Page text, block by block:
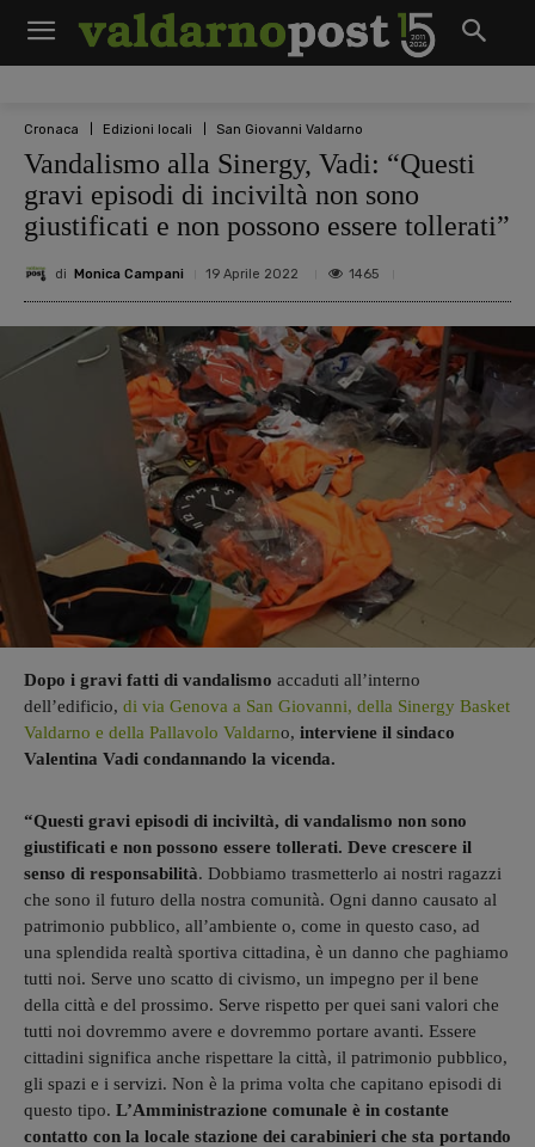
Cronaca Edizioni locali San Giovanni Valdarno
Vandalismo alla Sinergy, Vadi: “Questi
gravi episodi di inciviltà non sono
giustificati e non possono essere tollerati”
di Monica Campani 19 Aprile 2022 1465
Dopo i gravi fatti di vandalismo accaduti all’interno
dell’edificio, di via Genova a San Giovanni, della Sinergy Basket
Valdarno e della Pallavolo Valdarno, interviene il sindaco
Valentina Vadi condannando la vicenda.
“Questi gravi episodi di inciviltà, di vandalismo non sono
giustificati e non possono essere tollerati. Deve crescere il
senso di responsabilità. Dobbiamo trasmetterlo ai nostri ragazzi
che sono il futuro della nostra comunità. Ogni danno causato al
patrimonio pubblico, all’ambiente o, come in questo caso, ad
una splendida realtà sportiva cittadina, è un danno che paghiamo
tutti noi. Serve uno scatto di civismo, un impegno per il bene
della città e del prossimo. Serve rispetto per quei sani valori che
tutti noi dovremmo avere e dovremmo portare avanti. Essere
cittadini significa anche rispettare la città, il patrimonio pubblico,
gli spazi e i servizi. Non è la prima volta che capitano episodi di
questo tipo. L’Amministrazione comunale è in costante
contatto con la locale stazione dei carabinieri che sta portando